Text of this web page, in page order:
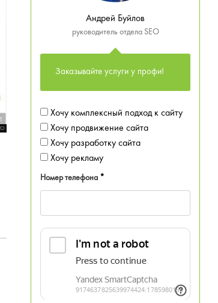
Андрей Буйлов
руководитель отдела SEO
Заказывайте услуги у профи!
Хочу комплексный подход к сайту
Хочу продвижение сайта
Хочу разработку сайта
Хочу рекламу
Номер телефона *